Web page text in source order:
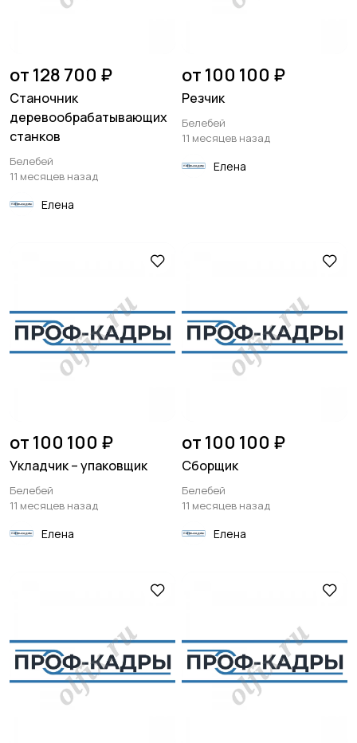
от 128 700 ₽
Станочник
деревообрабатывающих
станков
Белебей
11 месяцев назад
Елена
от 100 100 ₽
Резчик
Белебей
11 месяцев назад
Елена
от 100 100 ₽
Укладчик – упаковщик
Белебей
11 месяцев назад
Елена
от 100 100 ₽
Сборщик
Белебей
11 месяцев назад
Елена